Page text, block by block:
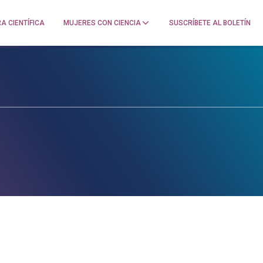
CIENTÍFICA MUJERES CON CIENCIA SUSCRÍBETE AL BOLETÍN